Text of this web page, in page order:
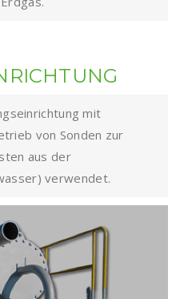
mit
von Sonden zur
aus der
verwendet.